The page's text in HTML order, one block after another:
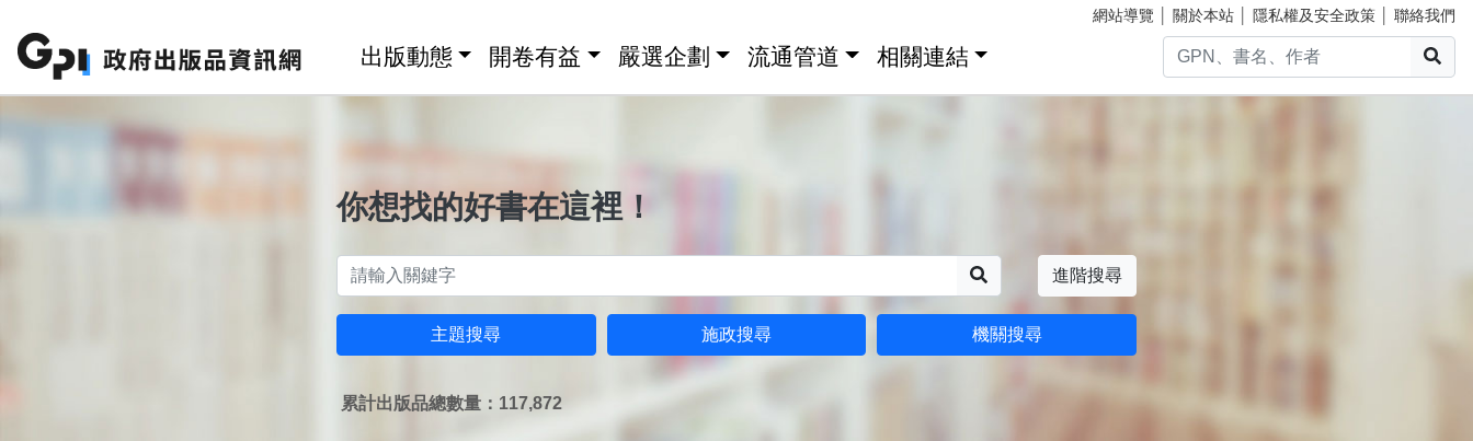
網站導覽 關於本站 隱私權及安全政策 聯絡我們
出版動態 開卷有益 嚴選企劃 流通管道 相關連結
你想找的好書在這裡！
進階搜尋
主題搜尋 施政搜尋 機關搜尋
累計出版品總數量：117,872